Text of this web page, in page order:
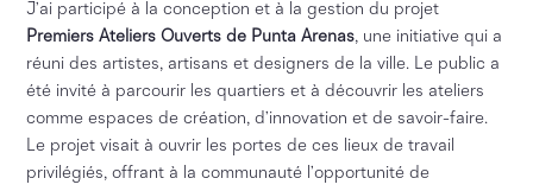
J’ai participé à la conception et à la gestion du projet
Premiers Ateliers Ouverts de Punta Arenas, une initiative qui a
réuni des artistes, artisans et designers de la ville. Le public a
été invité à parcourir les quartiers et à découvrir les ateliers
comme espaces de création, d’innovation et de savoir-faire.
Le projet visait à ouvrir les portes de ces lieux de travail
privilégiés, offrant à la communauté l’opportunité de